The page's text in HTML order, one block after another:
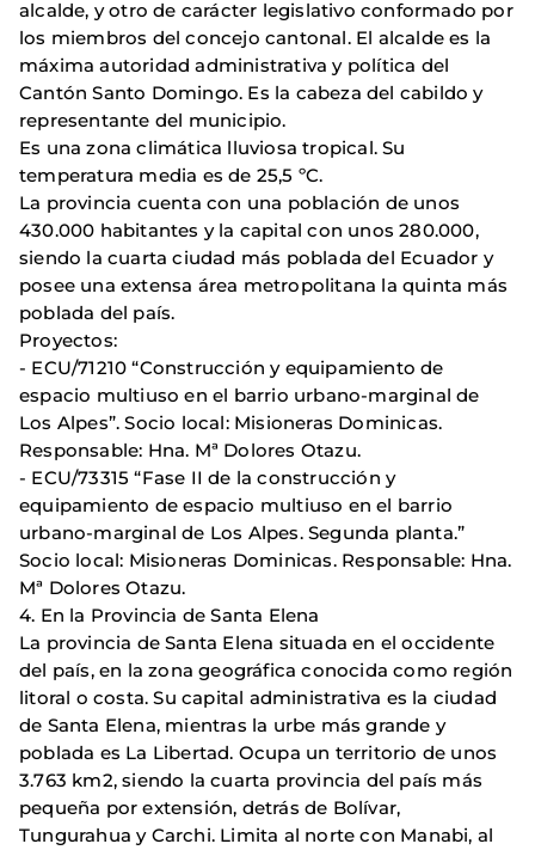
alcalde, y otro de carácter legislativo conformado por
los miembros del concejo cantonal. El alcalde es la
máxima autoridad administrativa y política del
Cantón Santo Domingo. Es la cabeza del cabildo y
representante del municipio.
Es una zona climática lluviosa tropical. Su
temperatura media es de 25,5 ºC.
La provincia cuenta con una población de unos
430.000 habitantes y la capital con unos 280.000,
siendo la cuarta ciudad más poblada del Ecuador y
posee una extensa área metropolitana la quinta más
poblada del país.
Proyectos:
- ECU/71210 “Construcción y equipamiento de
espacio multiuso en el barrio urbano-marginal de
Los Alpes”. Socio local: Misioneras Dominicas.
Responsable: Hna. Mª Dolores Otazu.
- ECU/73315 “Fase II de la construcción y
equipamiento de espacio multiuso en el barrio
urbano-marginal de Los Alpes. Segunda planta.”
Socio local: Misioneras Dominicas. Responsable: Hna.
Mª Dolores Otazu.
4. En la Provincia de Santa Elena
La provincia de Santa Elena situada en el occidente
del país, en la zona geográfica conocida como región
litoral o costa. Su capital administrativa es la ciudad
de Santa Elena, mientras la urbe más grande y
poblada es La Libertad. Ocupa un territorio de unos
3.763 km2, siendo la cuarta provincia del país más
pequeña por extensión, detrás de Bolívar,
Tungurahua y Carchi. Limita al norte con Manabi, al